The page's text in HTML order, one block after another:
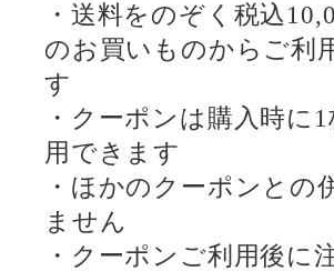
・送料をのぞく税込
のお買いものからご利
す
・クーポンは購入時に 1
用できます
・ほかのクーポンとの
ません
・クーポンご利用後に